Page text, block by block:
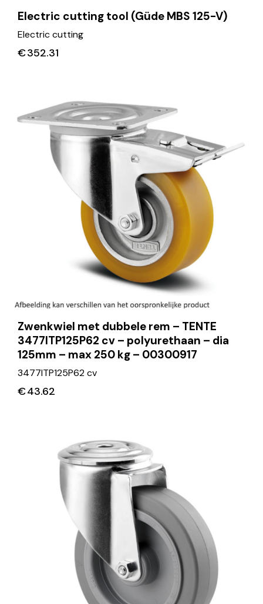
Electric cutting tool (Güde MBS 125-V)
Electric cutting
€352.31
Zwenkwiel met dubbele rem – TENTE
3477ITP125P62 cv – polyurethaan – dia
125mm – max 250 kg – 00300917
3477ITP125P62 cv
€43.62